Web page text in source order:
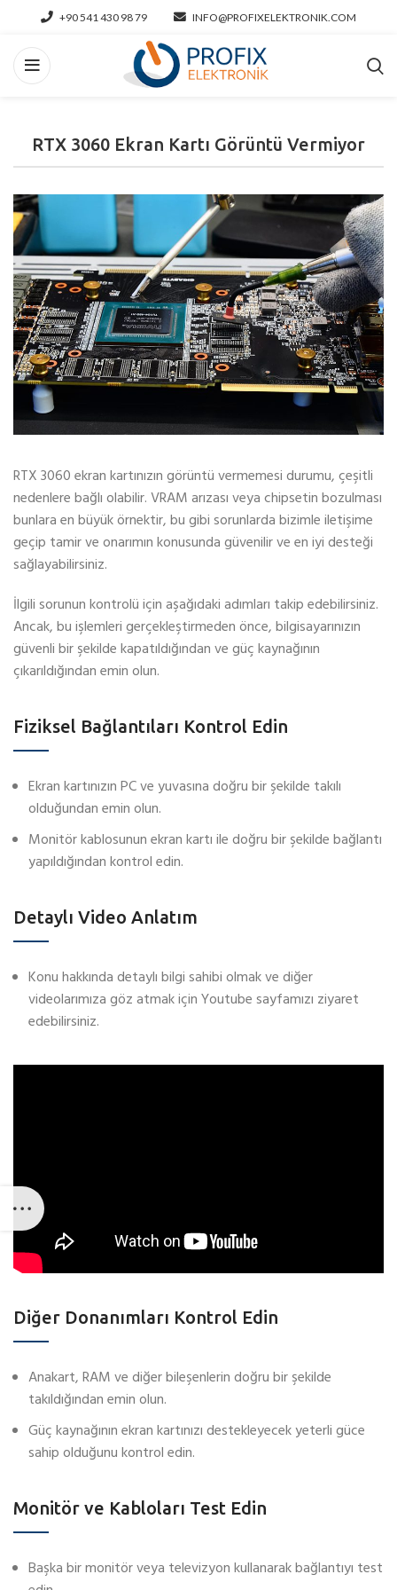
+90 541 430 98 79 INFO@PROFIXELEKTRONIK.COM
RTX 3060 Ekran Kartı Görüntü Vermiyor
RTX 3060 ekran kartınızın görüntü vermemesi durumu, çeşitli
nedenlere bağlı olabilir. VRAM arızası veya chipsetin bozulması
bunlara en büyük örnektir, bu gibi sorunlarda bizimle iletişime
geçip tamir ve onarımın konusunda güvenilir ve en iyi desteği
sağlayabilirsiniz.
İlgili sorunun kontrolü için aşağıdaki adımları takip edebilirsiniz.
Ancak, bu işlemleri gerçekleştirmeden önce, bilgisayarınızın
güvenli bir şekilde kapatıldığından ve güç kaynağının
çıkarıldığından emin olun.
Fiziksel Bağlantıları Kontrol Edin
Ekran kartınızın PC ve yuvasına doğru bir şekilde takılı
olduğundan emin olun.
Monitör kablosunun ekran kartı ile doğru bir şekilde bağlantı
yapıldığından kontrol edin.
Detaylı Video Anlatım
Konu hakkında detaylı bilgi sahibi olmak ve diğer
videolarımıza göz atmak için Youtube sayfamızı ziyaret
edebilirsiniz.
Diğer Donanımları Kontrol Edin
Anakart, RAM ve diğer bileşenlerin doğru bir şekilde
takıldığından emin olun.
Güç kaynağının ekran kartınızı destekleyecek yeterli güce
sahip olduğunu kontrol edin.
Monitör ve Kabloları Test Edin
Başka bir monitör veya televizyon kullanarak bağlantıyı test